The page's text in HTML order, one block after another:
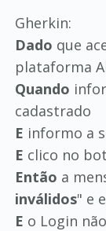
Gherkin:
Dado que
plataforma
Quando
cadastrado
E informo a
E clico no
Então a
inválidos" e
E o Login